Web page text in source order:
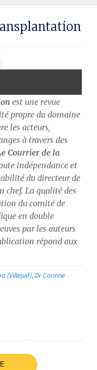
est une revue
propre du domaine
les acteurs,
à travers des
Courrier de la
indépendance et
du directeur de
chef. La qualité des
du comité de
en double
par les auteurs
répond aux
(Villejuif), Dr Corinne